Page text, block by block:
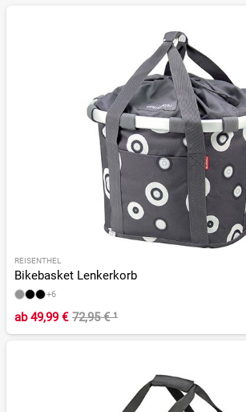
REISENTHEL
Bikebasket Lenkerkorb
+6
ab49,99 € 72,95 €¹